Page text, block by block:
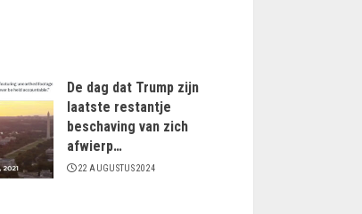
De dag dat Trump zijn
laatste restantje
beschaving van zich
afwierp…
22 AUGUSTUS 2024